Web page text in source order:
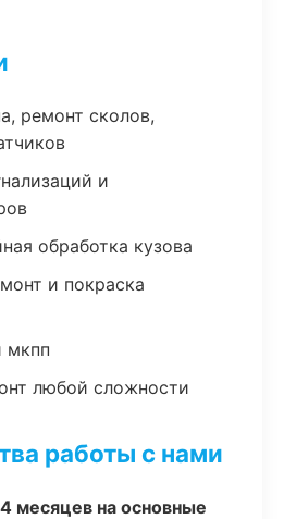
ремонт сколов,
и
обработка кузова
и покраска
мкпп
любой сложности
работы с нами
месяцев на основные